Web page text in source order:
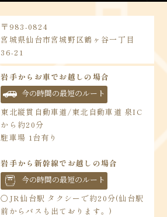
〒983-0824
宮城県仙台市宮城野区鶴ヶ谷一丁目
36-21
岩手からお車でお越しの場合
今の時間の最短のルート
東北縦貫自動車道/東北自動車道 泉IC
から約20分
駐車場 1台有り
岩手から新幹線でお越しの場合
今の時間の最短のルート
〇JR仙台駅 タクシーで約20分(仙台駅
前からバスも出ております。)